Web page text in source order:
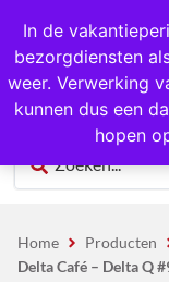
In de
bezorgdiensten
weer. Verwerking
kunnen dus een
hopen
Home
Producten
Delta Café – Delta Q